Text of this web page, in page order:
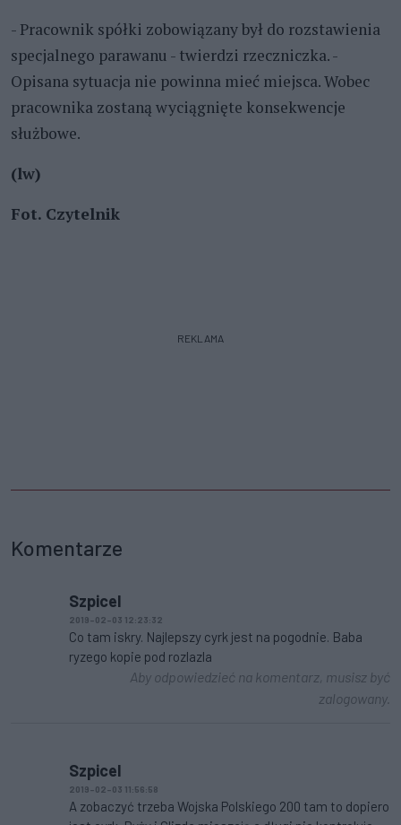
- Pracownik spółki zobowiązany był do rozstawienia
specjalnego parawanu - twierdzi rzeczniczka. -
Opisana sytuacja nie powinna mieć miejsca. Wobec
pracownika zostaną wyciągnięte konsekwencje
służbowe.
(lw)
Fot. Czytelnik
REKLAMA
Komentarze
Szpicel
2019-02-03 12:23:32
Co tam iskry. Najlepszy cyrk jest na pogodnie. Baba
ryzego kopie pod rozlazla
Aby odpowiedzieć na komentarz, musisz być
zalogowany.
Szpicel
2019-02-03 11:56:58
A zobaczyć trzeba Wojska Polskiego 200 tam to dopiero